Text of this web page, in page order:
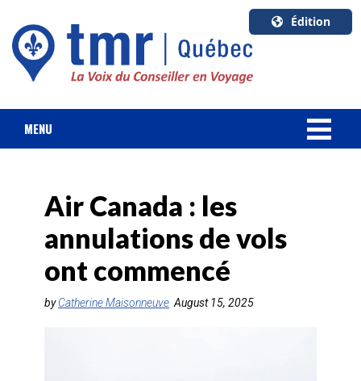
Édition
U.S.A.
English
Canada
MENU
FORFAIT VACANCES
CROISIÈRES
HOTELS & RESORTS
Air Canada : les
annulations de vols
ont commencé
byCatherine Maisonneuve August 15, 2025